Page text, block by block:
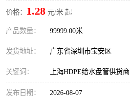
价格： 1.28 元/米 起
产品数量： 99999.00米
发货地址： 广东省深圳市宝安区
关键词： 上海HDPE给水盘管供货商
发布日期： 2026-08-07